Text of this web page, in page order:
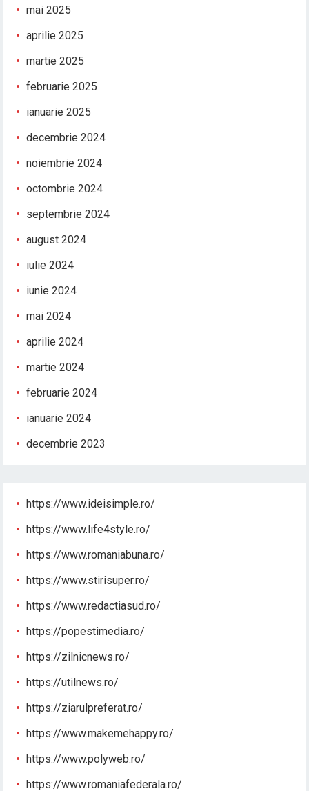
mai 2025
aprilie 2025
martie 2025
februarie 2025
ianuarie 2025
decembrie 2024
noiembrie 2024
octombrie 2024
septembrie 2024
august 2024
iulie 2024
iunie 2024
mai 2024
aprilie 2024
martie 2024
februarie 2024
ianuarie 2024
decembrie 2023
https://www.ideisimple.ro/
https://www.life4style.ro/
https://www.romaniabuna.ro/
https://www.stirisuper.ro/
https://www.redactiasud.ro/
https://popestimedia.ro/
https://zilnicnews.ro/
https://utilnews.ro/
https://ziarulpreferat.ro/
https://www.makemehappy.ro/
https://www.polyweb.ro/
https://www.romaniafederala.ro/